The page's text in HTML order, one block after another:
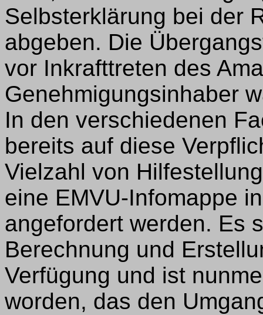
Selbsterklärung bei der
abgeben. Die
vor Inkrafttreten des
Genehmigungsinhaber
In den verschiedenen
bereits auf diese
Vielzahl von
eine EMVU-Infomappe
angefordert werden. Es
Berechnung und
Verfügung und ist
worden, das den